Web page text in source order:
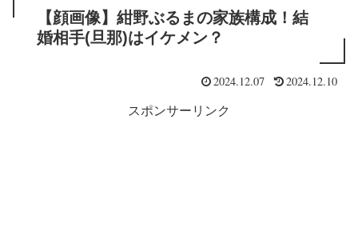
【顔画像】紺野ぶるまの家族構成！結
婚相手(旦那)はイケメン？
2024.12.07 2024.12.10
スポンサーリンク